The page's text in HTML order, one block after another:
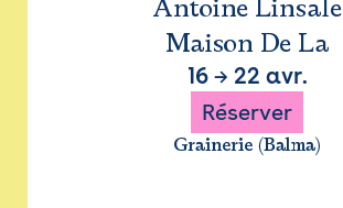
Antoine Linsale
Maison De La
16→ 22 avr.
Réserver
Grainerie (Balma)